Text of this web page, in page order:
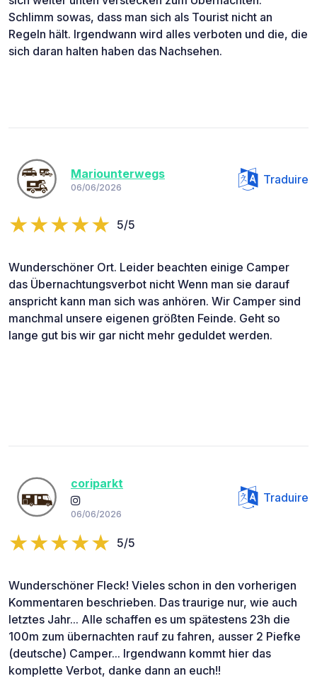
Schlimm sowas, dass man sich als Tourist nicht an
Regeln hält. Irgendwann wird alles verboten und die, die
sich daran halten haben das Nachsehen.
Mariounterwegs
06/06/2026
Traduire
5/5
Wunderschöner Ort. Leider beachten einige Camper
das Übernachtungsverbot nicht Wenn man sie darauf
anspricht kann man sich was anhören. Wir Camper sind
manchmal unsere eigenen größten Feinde. Geht so
lange gut bis wir gar nicht mehr geduldet werden.
coriparkt
06/06/2026
Traduire
5/5
Wunderschöner Fleck! Vieles schon in den vorherigen
Kommentaren beschrieben. Das traurige nur, wie auch
letztes Jahr... Alle schaffen es um spätestens 23h die
100m zum übernachten rauf zu fahren, ausser 2 Piefke
(deutsche) Camper... Irgendwann kommt hier das
komplette Verbot, danke dann an euch!!